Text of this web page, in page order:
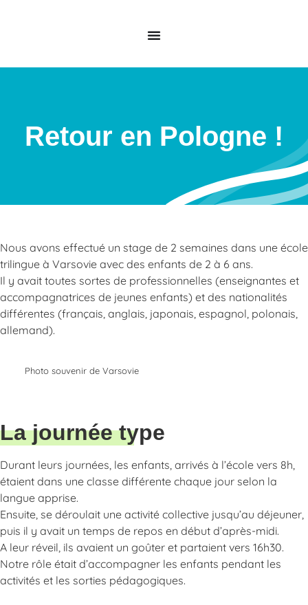
Retour en Pologne !
Nous avons effectué un stage de 2 semaines dans une école
trilingue à Varsovie avec des enfants de 2 à 6 ans.
Il y avait toutes sortes de professionnelles (enseignantes et
accompagnatrices de jeunes enfants) et des nationalités
différentes (français, anglais, japonais, espagnol, polonais,
allemand).
Photo souvenir de Varsovie
La journée type
Durant leurs journées, les enfants, arrivés à l’école vers 8h,
étaient dans une classe différente chaque jour selon la
langue apprise.
Ensuite, se déroulait une activité collective jusqu’au déjeuner,
puis il y avait un temps de repos en début d’après-midi.
A leur réveil, ils avaient un goûter et partaient vers 16h30.
Notre rôle était d’accompagner les enfants pendant les
activités et les sorties pédagogiques.